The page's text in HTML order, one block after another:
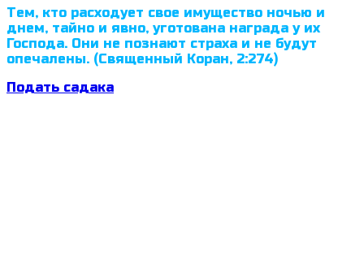
Тем, кто расходует свое имущество ночью и
днем, тайно и явно, уготована награда у их
Господа. Они не познают страха и не будут
опечалены. (Священный Коран, 2:274)
Подать садака